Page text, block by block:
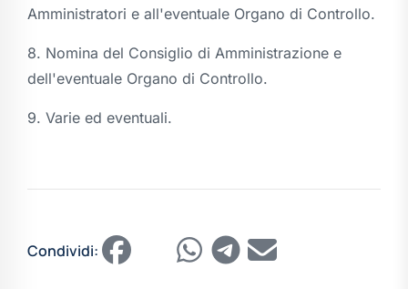
Amministratori e all'eventuale Organo di Controllo.
8. Nomina del Consiglio di Amministrazione e
dell'eventuale Organo di Controllo.
9. Varie ed eventuali.
Condividi: